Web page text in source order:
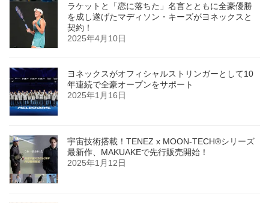
ラケットと「恋に落ちた」名言とともに全豪優勝
を成し遂げたマディソン・キーズがヨネックスと
契約！
2025年4月10日
ヨネックスがオフィシャルストリンガーとして10
年連続で全豪オープンをサポート
2025年1月16日
宇宙技術搭載！TENEZ x MOON-TECH®シリーズ
最新作、MAKUAKEで先行販売開始！
2025年1月12日